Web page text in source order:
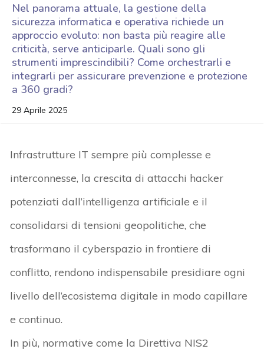
Nel panorama attuale, la gestione della
sicurezza informatica e operativa richiede un
approccio evoluto: non basta più reagire alle
criticità, serve anticiparle. Quali sono gli
strumenti imprescindibili? Come orchestrarli e
integrarli per assicurare prevenzione e protezione
a 360 gradi?
29 Aprile 2025
Infrastrutture IT sempre piùcomplesse e
interconnesse, lacrescita di attacchi hacker
potenziati dall’intelligenza artificiale e il
consolidarsi ditensioni geopolitiche,che
trasformano ilcyberspazio infrontiere di
conflitto, rendono indispensabile presidiare ogni
livello dell’ecosistema digitale in modo capillare
e continuo.
In più, normative come la Direttiva NIS2